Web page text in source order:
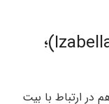
ایزابلا کامینسکا (Izabella Kaminska)؛
در ارتباط با بیت